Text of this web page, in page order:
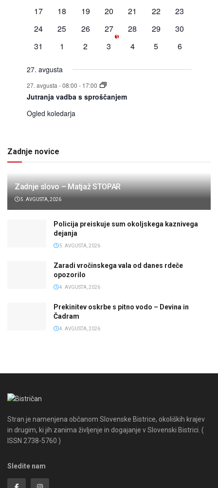
0
17
0
18
0
19
0
20
0
21
0
22
0
23
0
24
0
25
0
26
1
dogodek
27
1
0
28
0
29
0
30
0
31
0
1
0
2
0
3
0
4
0
5
0
6
27. avgusta
27. avgusta - 08:00 - 17:00
Jutranja vadba s sproščanjem
Ogled koledarja
Zadnje novice
Zadnje slovo – Matjaž STOPAR
5. AVGUSTA, 2026
Policija preiskuje sum okoljskega kaznivega
dejanja
5. AVGUSTA, 2026
Zaradi vročinskega vala od danes rdeče
opozorilo
4. AVGUSTA, 2026
Prekinitev oskrbe s pitno vodo – Devina in
Čadram
4. AVGUSTA, 2026
Stran je namenjena občanom Slovenske Bistrice, okoliških krajev
in drugim, ki jih zanima življenje in dogajanje v Slovenski Bistrici. (
ISSN 2738-5760 )
Sledite nam